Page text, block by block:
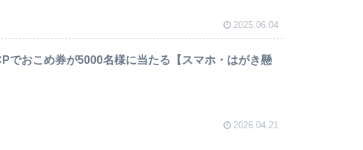
2025.06.04
でおこめ券が5000名様に当たる【スマホ・はがき懸
2026.04.21